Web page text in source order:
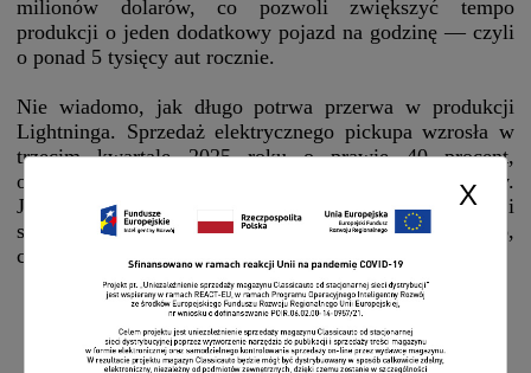
X
milionów dolarów, co pozwoli zwiększyć tempo
produkcji o jeden dodatkowy pojazd na godzinę — czyli
o ponad 5 tysięcy aut rocznie.
Nie wiadomo, jak długo potrwa przerwa w produkcji
Lightninga. Sprzedaż elektrycznego pickupa wzrosła w
trzecim kwartale 2025 roku o prawie 40 procent,
osiągając poziom nieco ponad 10 tysięcy egzemplarzy.
Jednak jest to znacząca ilość na tle innych wersji
silnikowych. Wygląda więc na to, że Ford stawia na to,
czego rzeczywiście oczekują klienci.